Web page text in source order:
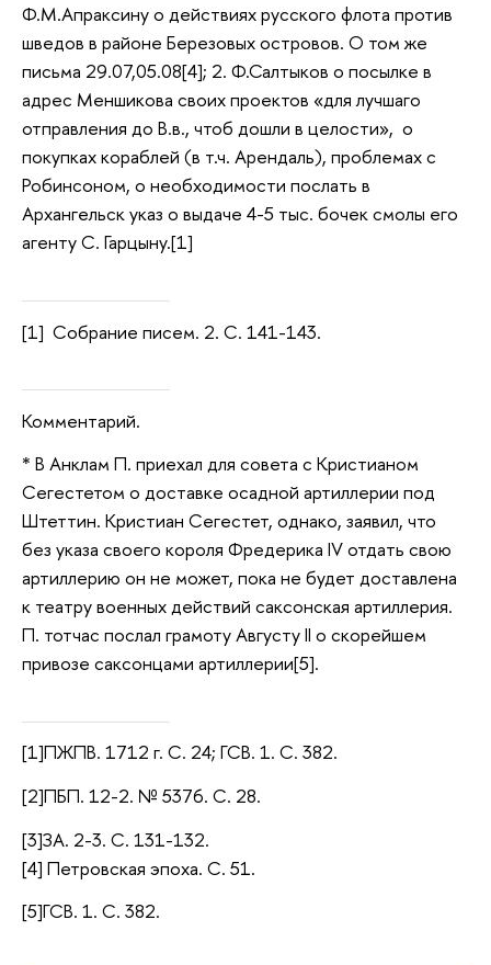
Ф.М.Апраксину о действиях русского флота против
шведов в районе Березовых островов. О том же
письма 29.07,05.08[4]; 2. Ф.Салтыков о посылке в
адрес Меншикова своих проектов «для лучшаго
отправления до В.в., чтоб дошли в целости», о
покупках кораблей (в т.ч. Арендаль), проблемах с
Робинсоном, о необходимости послать в
Архангельск указ о выдаче 4-5 тыс. бочек смолы его
агенту С. Гарцыну.[1]
[1] Собрание писем. 2. С. 141-143.
Комментарий.
* В Анклам П. приехал для совета с Кристианом
Сегестетом о доставке осадной артиллерии под
Штеттин. Кристиан Сегестет, однако, заявил, что
без указа своего короля Фредерика IV отдать свою
артиллерию он не может, пока не будет доставлена
к театру военных действий саксонская артиллерия.
П. тотчас послал грамоту Августу II о скорейшем
привозе саксонцами артиллерии[5].
[1]ПЖПВ. 1712 г. С. 24; ГСВ. 1. С. 382.
[2]ПБП. 12-2. № 5376. С. 28.
[3]ЗА. 2-3. С. 131-132.
[4] Петровская эпоха. С. 51.
[5]ГСВ. 1. С. 382.